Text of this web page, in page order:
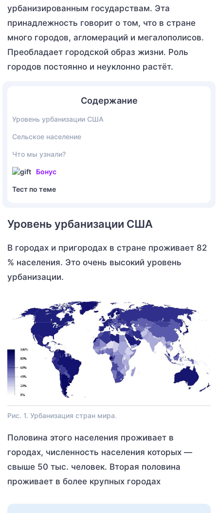
урбанизированным государствам. Эта
принадлежность говорит о том, что в стране
много городов, агломераций и мегалополисов.
Преобладает городской образ жизни. Роль
городов постоянно и неуклонно растёт.
Содержание
Уровень урбанизации США
Сельское население
Что мы узнали?
Бонус
Тест по теме
Уровень урбанизации США
В городах и пригородах в стране проживает 82
% населения. Это очень высокий уровень
урбанизации.
Рис. 1. Урбанизация стран мира.
Половина этого населения проживает в
городах, численность населения которых —
свыше 50 тыс. человек. Вторая половина
проживает в более крупных городах